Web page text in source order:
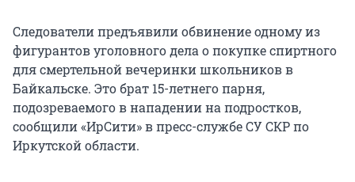
Следователи предъявили обвинение одному из
фигурантов уголовного дела о покупке спиртного
для смертельной вечеринки школьников в
Байкальске. Это брат 15-летнего парня,
подозреваемого в нападении на подростков,
сообщили «ИрСити» в пресс-службе СУ СКР по
Иркутской области.